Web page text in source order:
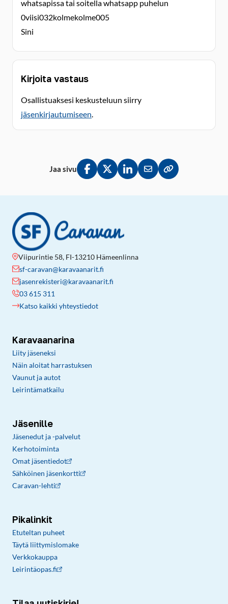
whatsapissa tai soitella whatsapp puhelun
0viisi032kolmekolme005
Sini
Kirjoita vastaus
Osallistuaksesi keskusteluun siirry
jäsenkirjautumiseen.
Jaa sivu
Jaa Facebookissa
Jaa Twitterissä
Jaa LinkedInissä
Jaa sähköpostitse
Kopioi linkki
Viipurintie 58, FI-13210 Hämeenlinna
sf-caravan@karavaanarit.fi
jasenrekisteri@karavaanarit.fi
03 615 311
Katso kaikki yhteystiedot
Karavaanarina
Liity jäseneksi
Näin aloitat harrastuksen
Vaunut ja autot
Leirintämatkailu
Jäsenille
Jäsenedut ja -palvelut
Kerhotoiminta
Omat jäsentiedot
Sähköinen jäsenkortti
Caravan-lehti
Pikalinkit
Etuteltan puheet
Täytä liittymislomake
Verkkokauppa
Leirintäopas.fi